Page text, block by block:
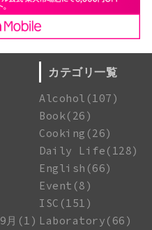
9月(1)
カテゴリ一覧
Alcohol(107)
Book(26)
Cooking(26)
Daily Life(128)
English(66)
Event(8)
ISC(151)
Laboratory(66)